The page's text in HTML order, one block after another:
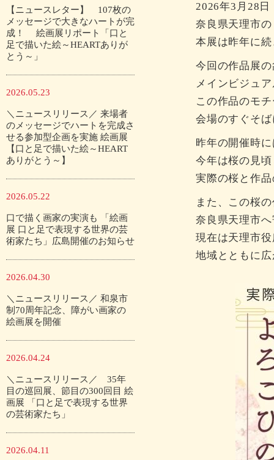
【ニュースレター】 107枚の
メッセージで大きなハートが完
成！ 絵画展リポート「口と
足で描いた絵～HEARTありが
とう～」
2026.05.23
＼ニュースリリース／ 来場者
のメッセージでハートを完成さ
せる参加型企画を実施 絵画展
【口と足で描いた絵～HEART
ありがとう～】
2026.05.22
口で描く画家の実演も 「絵画
展 口と足で表現する世界の芸
術家たち」広島開催のお知らせ
2026.04.30
＼ニュースリリース／ 和泉市
制70周年記念、障がい画家の
絵画展を開催
2026.04.24
＼ニュースリリース／ 35年
目の巡回展、節目の300回目 絵
画展 「口と足で表現する世界
の芸術家たち」
2026.04.11
2026年3月28
奈良県天理市
本展は昨年に
今回の作品展
メインビジュ
この作品のモ
会場のすぐそ
昨年の開催時
今年は桜の見
実際の桜と作
また、この桜
奈良県天理市
現在は天理市
地域とともに